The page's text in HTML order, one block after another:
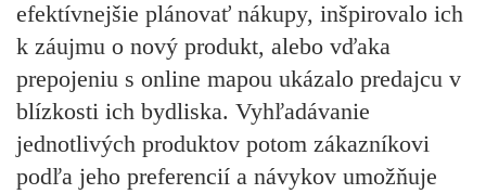
efektívnejšie plánovať nákupy, inšpirovalo ich
k záujmu o nový produkt, alebo vďaka
prepojeniu s online mapou ukázalo predajcu v
blízkosti ich bydliska. Vyhľadávanie
jednotlivých produktov potom zákazníkovi
podľa jeho preferencií a návykov umožňuje